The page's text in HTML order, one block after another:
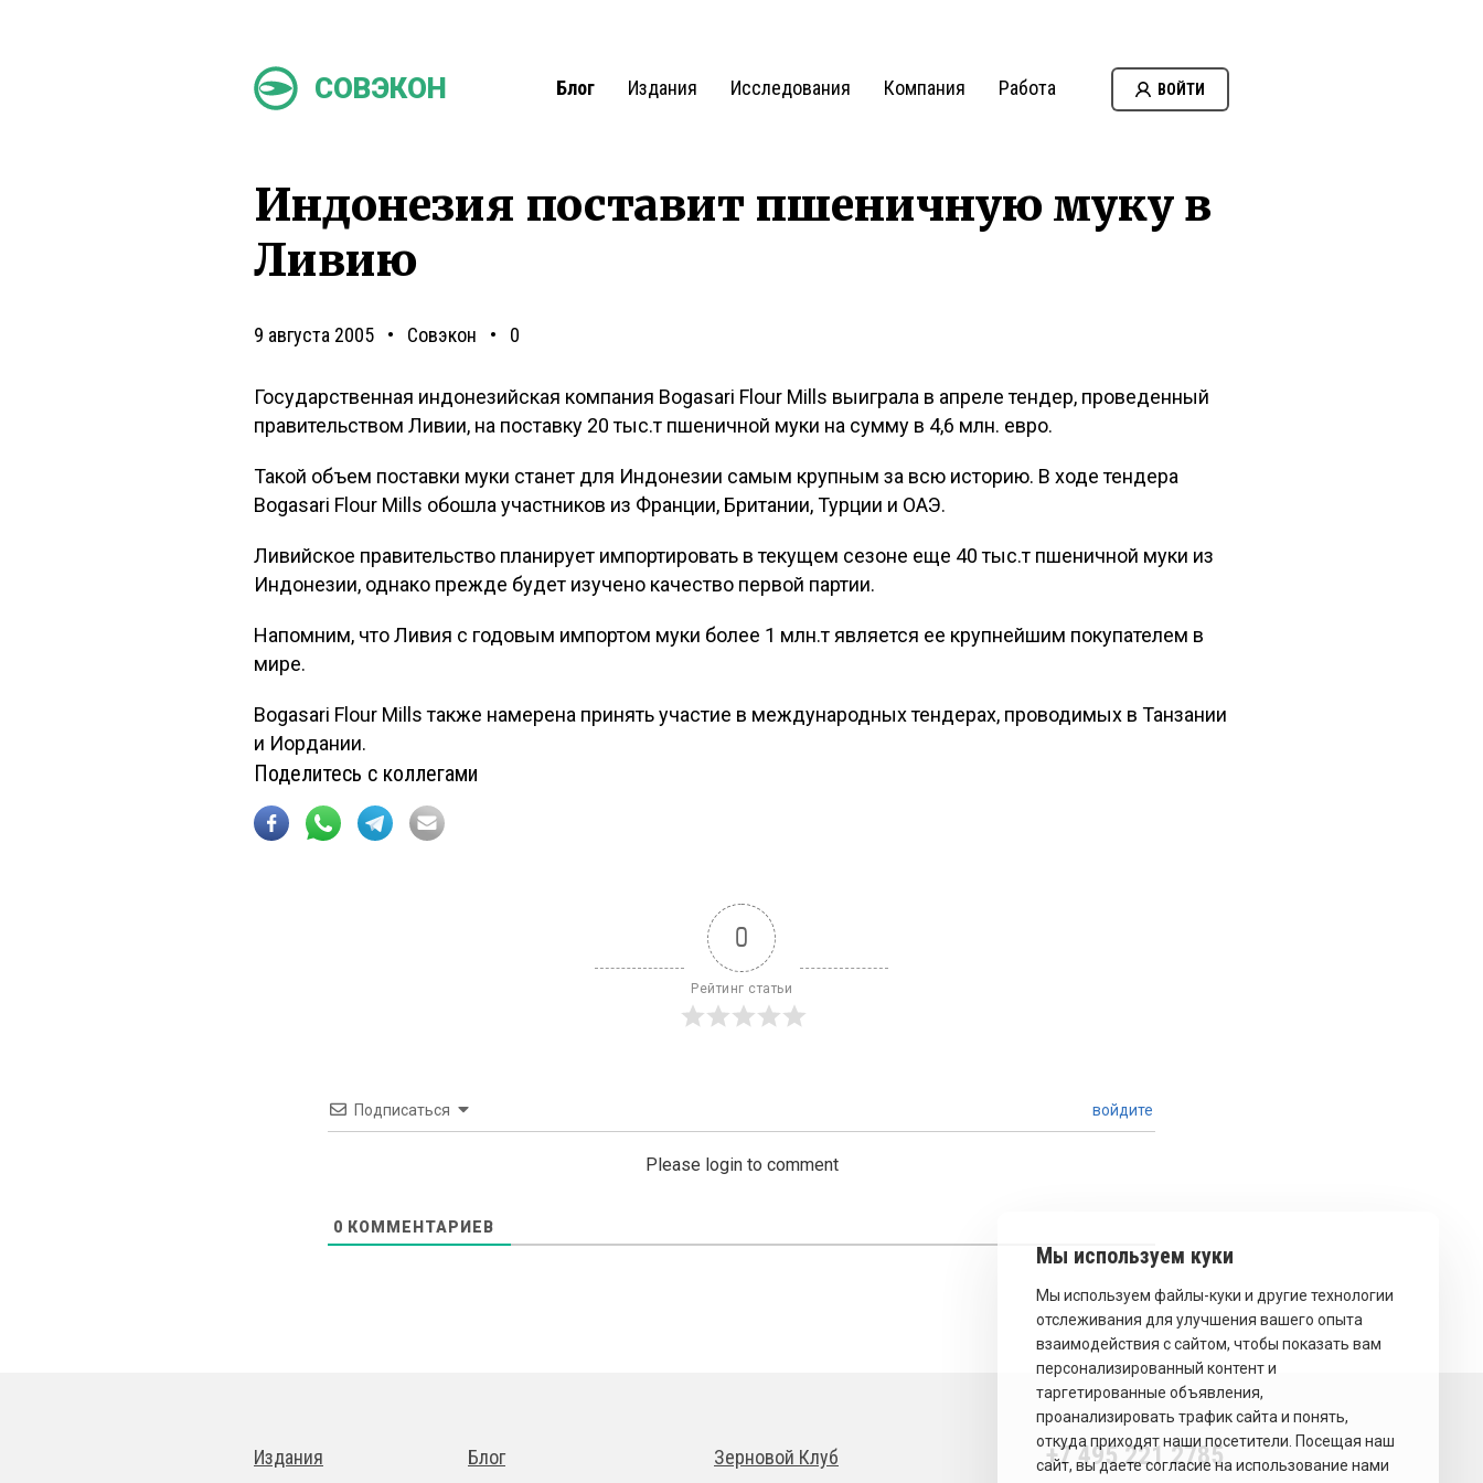
СОВЭКОН Блог Издания Исследования Компания Работа ВОЙТИ
Индонезия поставит пшеничную муку в
Ливию
9 августа 2005 Совэкон 0
Государственная индонезийская компания Bogasari Flour Mills выиграла в апреле тендер, проведенный
правительством Ливии, на поставку 20 тыс.т пшеничной муки на сумму в 4,6 млн. евро.
Такой объем поставки муки станет для Индонезии самым крупным за всю историю. В ходе тендера
Bogasari Flour Mills обошла участников из Франции, Британии, Турции и ОАЭ.
Ливийское правительство планирует импортировать в текущем сезоне еще 40 тыс.т пшеничной муки из
Индонезии, однако прежде будет изучено качество первой партии.
Напомним, что Ливия с годовым импортом муки более 1 млн.т является ее крупнейшим покупателем в
мире.
Bogasari Flour Mills также намерена принять участие в международных тендерах, проводимых в Танзании
и Иордании.
Поделитесь с коллегами
0
Рейтинг статьи
Подписаться войдите
Please login to comment
0 КОММЕНТАРИЕВ
Издания
Блог
Зерновой Клуб
+7 495 221 2785